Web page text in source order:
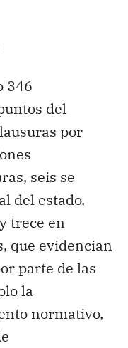
346
del
por
seis se
del estado,
trece en
que evidencian
parte de las
la
normativo,